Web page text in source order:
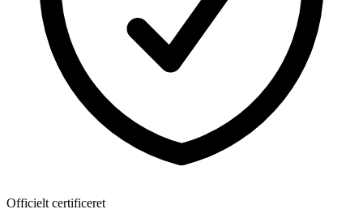
Officielt certificeret